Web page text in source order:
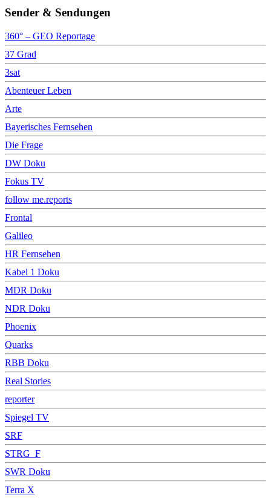
Sender & Sendungen
360° – GEO Reportage
37 Grad
3sat
Abenteuer Leben
Arte
Bayerisches Fernsehen
Die Frage
DW Doku
Fokus TV
follow me.reports
Frontal
Galileo
HR Fernsehen
Kabel 1 Doku
MDR Doku
NDR Doku
Phoenix
Quarks
RBB Doku
Real Stories
reporter
Spiegel TV
SRF
STRG_F
SWR Doku
Terra X